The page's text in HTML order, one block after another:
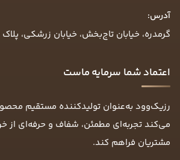
آدرس:
گرمدره، خیابان تاج‌بخش، خیابان زرشکی، پلاک ۷۵۴
اعتماد شما سرمایه ماست
رزیک‌وود به‌عنوان تولیدکننده مستقیم
می‌کند تجربه‌ای مطمئن، شفاف و حرفه‌ای از
مشتریان فراهم کند.